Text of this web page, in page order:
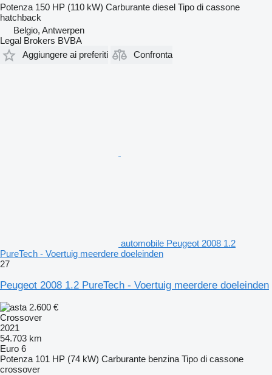
Potenza 150 HP (110 kW) Carburante diesel Tipo di cassone
hatchback
Belgio, Antwerpen
Legal Brokers BVBA
Aggiungere ai preferiti
Confronta
automobile Peugeot 2008 1.2
PureTech - Voertuig meerdere doeleinden
27
Peugeot 2008 1.2 PureTech - Voertuig meerdere doeleinden
2.600 €
Crossover
2021
54.703 km
Euro 6
Potenza 101 HP (74 kW) Carburante benzina Tipo di cassone
crossover